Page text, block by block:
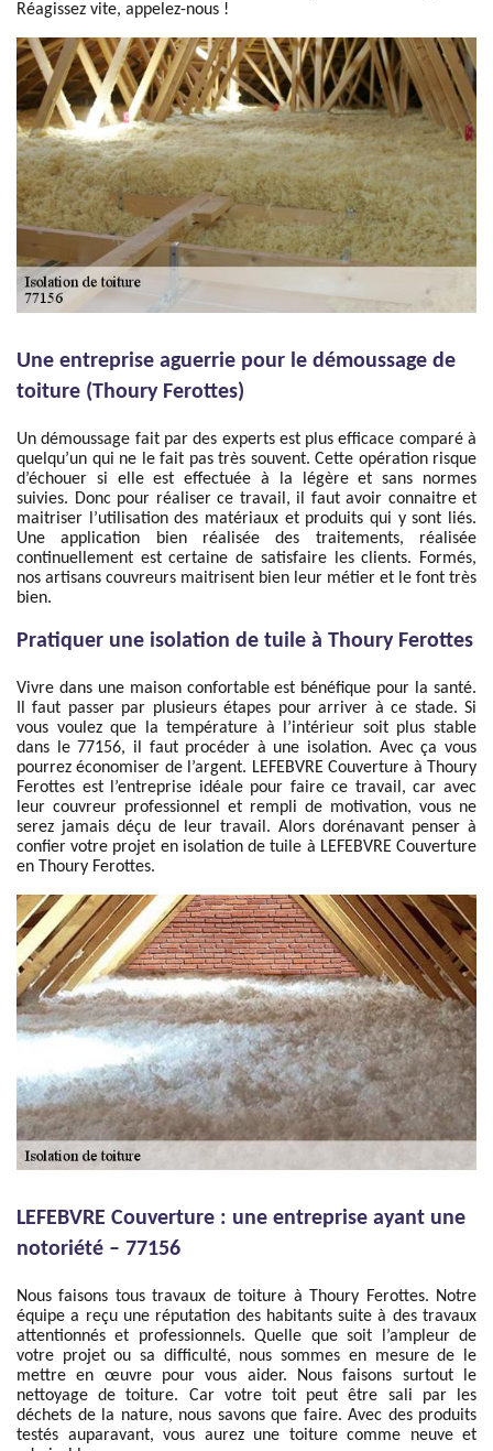
Réagissez vite, appelez-nous !
Une entreprise aguerrie pour le démoussage de
toiture (Thoury Ferottes)
Un démoussage fait par des experts est plus efficace comparé à
quelqu’un qui ne le fait pas très souvent. Cette opération risque
d’échouer si elle est effectuée à la légère et sans normes
suivies. Donc pour réaliser ce travail, il faut avoir connaitre et
maitriser l’utilisation des matériaux et produits qui y sont liés.
Une application bien réalisée des traitements, réalisée
continuellement est certaine de satisfaire les clients. Formés,
nos artisans couvreurs maitrisent bien leur métier et le font très
bien.
Pratiquer une isolation de tuile à Thoury Ferottes
Vivre dans une maison confortable est bénéfique pour la santé.
Il faut passer par plusieurs étapes pour arriver à ce stade. Si
vous voulez que la température à l’intérieur soit plus stable
dans le 77156, il faut procéder à une isolation. Avec ça vous
pourrez économiser de l’argent. LEFEBVRE Couverture à Thoury
Ferottes est l’entreprise idéale pour faire ce travail, car avec
leur couvreur professionnel et rempli de motivation, vous ne
serez jamais déçu de leur travail. Alors dorénavant penser à
confier votre projet en isolation de tuile à LEFEBVRE Couverture
en Thoury Ferottes.
LEFEBVRE Couverture : une entreprise ayant une
notoriété – 77156
Nous faisons tous travaux de toiture à Thoury Ferottes. Notre
équipe a reçu une réputation des habitants suite à des travaux
attentionnés et professionnels. Quelle que soit l’ampleur de
votre projet ou sa difficulté, nous sommes en mesure de le
mettre en œuvre pour vous aider. Nous faisons surtout le
nettoyage de toiture. Car votre toit peut être sali par les
déchets de la nature, nous savons que faire. Avec des produits
testés auparavant, vous aurez une toiture comme neuve et